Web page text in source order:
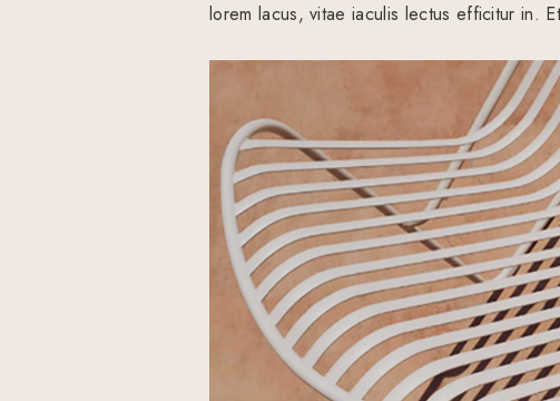
lorem lacus, vitae iaculis lectus efficitur in.